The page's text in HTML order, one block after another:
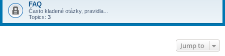
FAQ
Často kladené otázky, pravidla...
Topics: 3
Jump to